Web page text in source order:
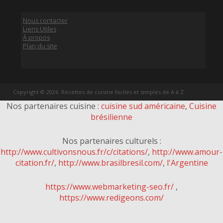
Nous contacter
Liens Utiles
À propos
Plan du site
Copyright © 2026. Recettes de cuisine faciles et simples de A à Z
Nos partenaires cuisine : cuisine sud américaine, Cuisine
brésilienne
Nos partenaires culturels :
http://www.cultivonsnous.fr/c/citations/, http://www.amour-
citation.fr/, http://www.brasilbresil.com/, l'Argentine
https://www.webmarketing-seo.fr/ ,
https://www.redigeons.com/